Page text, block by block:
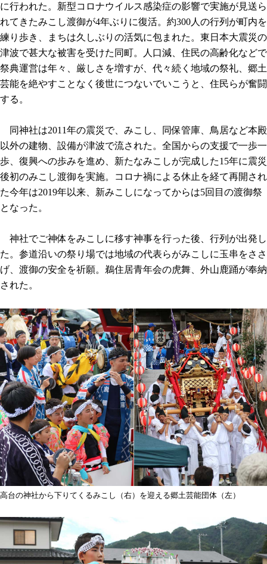
に行われた。新型コロナウイルス感染症の影響で実施が見送ら
れてきたみこし渡御が4年ぶりに復活。約300人の行列が町内を
練り歩き、まちは久しぶりの活気に包まれた。東日本大震災の
津波で甚大な被害を受けた同町。人口減、住民の高齢化などで
祭典運営は年々、厳しさを増すが、代々続く地域の祭礼、郷土
芸能を絶やすことなく後世につないでいこうと、住民らが奮闘
する。
同神社は2011年の震災で、みこし、同保管庫、鳥居など本殿
以外の建物、設備が津波で流された。全国からの支援で一歩一
歩、復興への歩みを進め、新たなみこしが完成した15年に震災
後初のみこし渡御を実施。コロナ禍による休止を経て再開され
た今年は2019年以来、新みこしになってからは5回目の渡御祭
となった。
神社でご神体をみこしに移す神事を行った後、行列が出発し
た。参道沿いの祭り場では地域の代表らがみこしに玉串をささ
げ、渡御の安全を祈願。鵜住居青年会の虎舞、外山鹿踊が奉納
された。
高台の神社から下りてくるみこし（右）を迎える郷土芸能団体（左）